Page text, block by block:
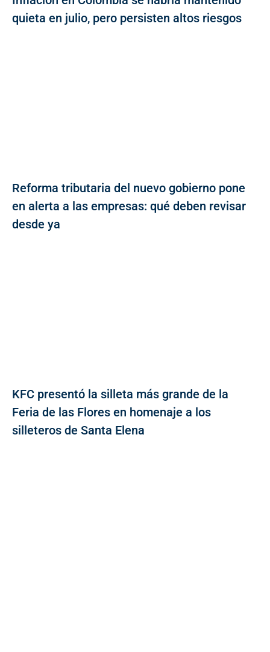
quieta en julio, pero persisten altos riesgos
Reforma tributaria del nuevo gobierno pone
en alerta a las empresas: qué deben revisar
desde ya
KFC presentó la silleta más grande de la
Feria de las Flores en homenaje a los
silleteros de Santa Elena